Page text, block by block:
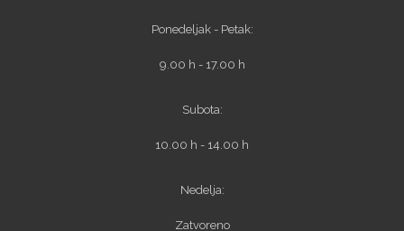
Ponedeljak - Petak:
9.00 h - 17.00 h
Subota:
10.00 h - 14.00 h
Nedelja:
Zatvoreno